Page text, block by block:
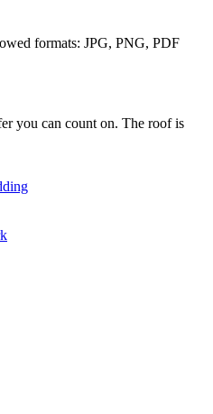
formats: JPG, PNG, PDF
you can count on. The roof is